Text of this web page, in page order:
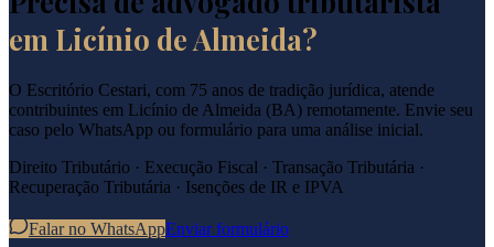
em Licínio de Almeida?
O Escritório Cestari, com 75 anos de tradição jurídica, atende
contribuintes em Licínio de Almeida (BA) remotamente. Envie seu
caso pelo WhatsApp ou formulário para uma análise inicial.
Direito Tributário · Execução Fiscal · Transação Tributária ·
Recuperação Tributária · Isenções de IR e IPVA
Falar no WhatsAppEnviar formulário